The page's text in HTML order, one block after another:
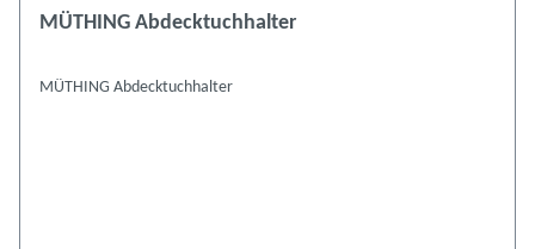
MÜTHING Abdecktuchhalter
MÜTHING Abdecktuchhalter